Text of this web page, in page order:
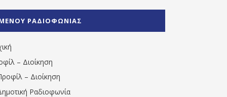
1531194763766854/" artist="" ]
ΡΑΔΙΟΦΩΝΙΑΣ
– Διοίκηση
– Διοίκηση
Ραδιοφωνία